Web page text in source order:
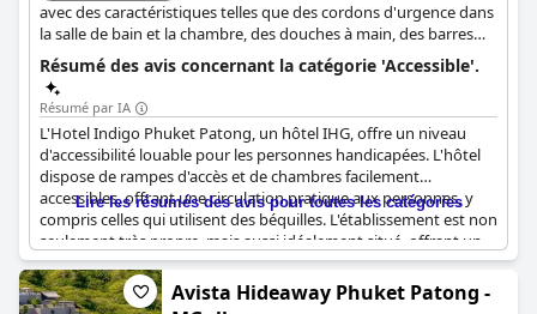
avec des caractéristiques telles que des cordons d'urgence dans
la salle de bain et la chambre, des douches à main, des barres
d'appui, des douches accessibles en fauteuil roulant et des
commandes de salle de bain accessibles. Les espaces publics, y
compris le hall, le restaurant principal, les salles de réunion, le
jardin sur le toit, la salle de sport et le parking, sont accessibles
par ascenseur. Il y a également des places de parking désignées
accessibles aux fauteuils roulants avec accès par rampe.
Résumé des avis concernant la catégorie 'Accessible'.
Résumé par IA
L'Hotel Indigo Phuket Patong, un hôtel IHG, offre un niveau
d'accessibilité louable pour les personnes handicapées. L'hôtel
dispose de rampes d'accès et de chambres facilement
accessibles, offrant une circulation pratique aux personnes, y
compris celles qui utilisent des béquilles. L'établissement est non
seulement très propre, mais aussi idéalement situé, offrant un
équilibre entre un emplacement central et un endroit pas trop
fréquenté. L'accessibilité est encore améliorée grâce à des
robinets situés près de la piscine pour plus de commodité. En
Lire les résumés des avis pour toutes les catégories
Avista Hideaway Phuket Patong -